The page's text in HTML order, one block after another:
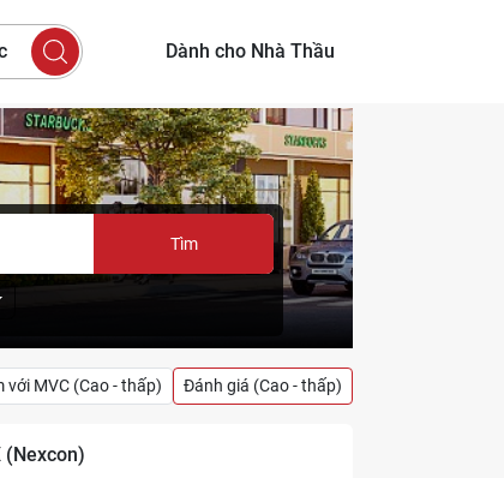
Dành cho Nhà Thầu
Tìm
với MVC (Cao - thấp) Đánh giá (Cao - thấp)
(Nexcon)